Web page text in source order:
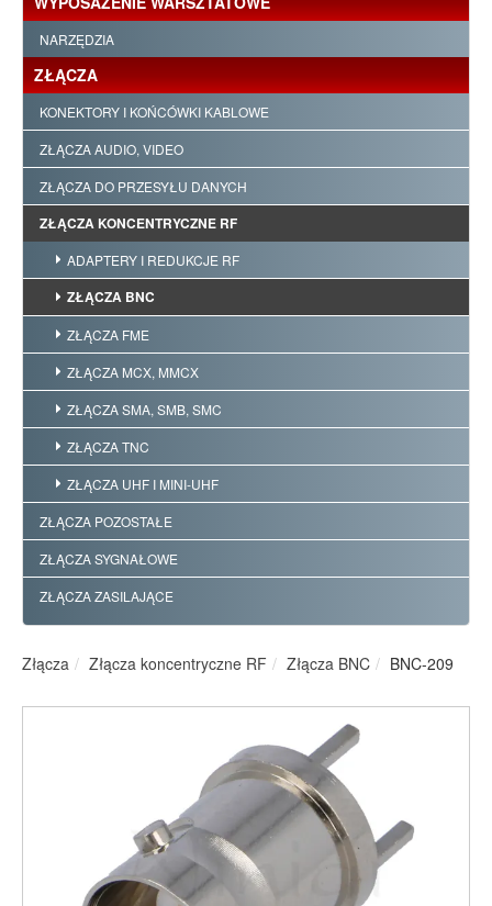
NARZĘDZIA
ZŁĄCZA
KONEKTORY I KOŃCÓWKI KABLOWE
ZŁĄCZA AUDIO, VIDEO
ZŁĄCZA DO PRZESYŁU DANYCH
ZŁĄCZA KONCENTRYCZNE RF
ADAPTERY I REDUKCJE RF
ZŁĄCZA BNC
ZŁĄCZA FME
ZŁĄCZA MCX, MMCX
ZŁĄCZA SMA, SMB, SMC
ZŁĄCZA TNC
ZŁĄCZA UHF I MINI-UHF
ZŁĄCZA POZOSTAŁE
ZŁĄCZA SYGNAŁOWE
ZŁĄCZA ZASILAJĄCE
Złącza Złącza koncentryczne RF Złącza BNC BNC-209